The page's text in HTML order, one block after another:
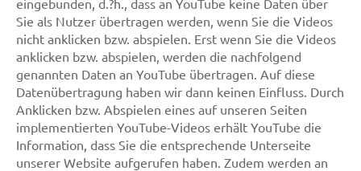
eingebunden, d.?h., dass an YouTube keine Daten über
Sie als Nutzer übertragen werden, wenn Sie die Videos
nicht anklicken bzw. abspielen. Erst wenn Sie die Videos
anklicken bzw. abspielen, werden die nachfolgend
genannten Daten an YouTube übertragen. Auf diese
Datenübertragung haben wir dann keinen Einfluss. Durch
Anklicken bzw. Abspielen eines auf unseren Seiten
implementierten YouTube-Videos erhält YouTube die
Information, dass Sie die entsprechende Unterseite
unserer Website aufgerufen haben. Zudem werden an